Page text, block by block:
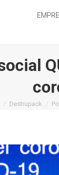
aquí:
Destrupack